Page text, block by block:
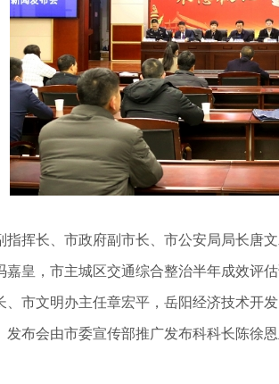
挥长、市政府副市长、市公安局局长唐
皇，市主城区交通综合整治半年成效评
市文明办主任章宏平，岳阳经济技术开
布会由市委宣传部推广发布科科长陈徐恩